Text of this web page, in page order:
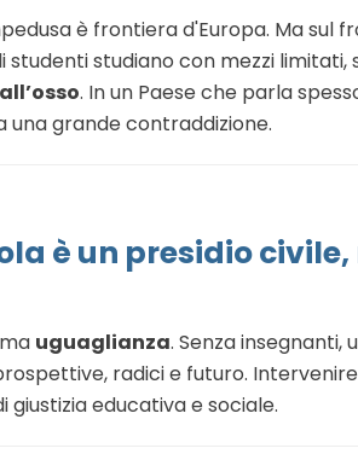
è frontiera d'Europa. Ma sul
studiano con mezzi limitati,
. In un Paese che parla
grande contraddizione.
è un presidio
uguaglianza. Senza insegnanti,
radici e futuro.
educativa e sociale.